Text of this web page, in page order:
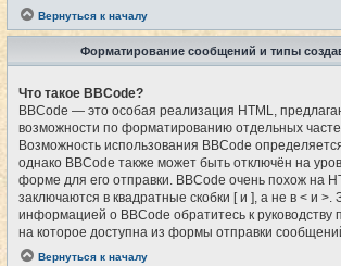
Вернуться к началу
Форматирование сообщений и типы
Что такое BBCode?
BBCode — это особая реализация HTML,
возможности по форматированию отдельных
Возможность использования BBCode
однако BBCode также может быть отключён на
форме для его отправки. BBCode очень похож на
заключаются в квадратные скобки [ и ], а не в < и >.
информацией о BBCode обратитесь к руководству
на которое доступна из формы отправки
Вернуться к началу